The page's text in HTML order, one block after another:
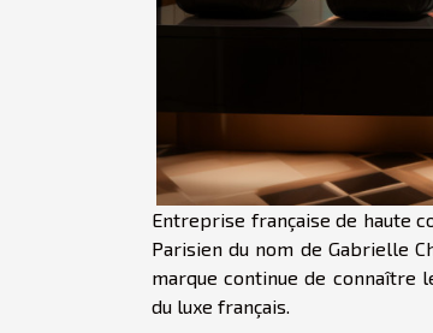
Entreprise française de haute
Parisien du nom de Gabrielle
marque continue de connaître
du luxe français.